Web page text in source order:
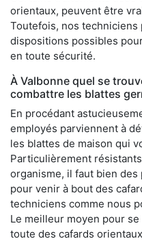
orientaux, peuvent être
Toutefois, nos
dispositions possibles
en toute sécurité.
À Valbonne quel se
combattre les blattes
En procédant
employés parviennent à
les blattes de maison qui
Particulièrement
organisme, il faut bien
pour venir à bout des
techniciens comme nous
Le meilleur moyen pour
toute des cafards